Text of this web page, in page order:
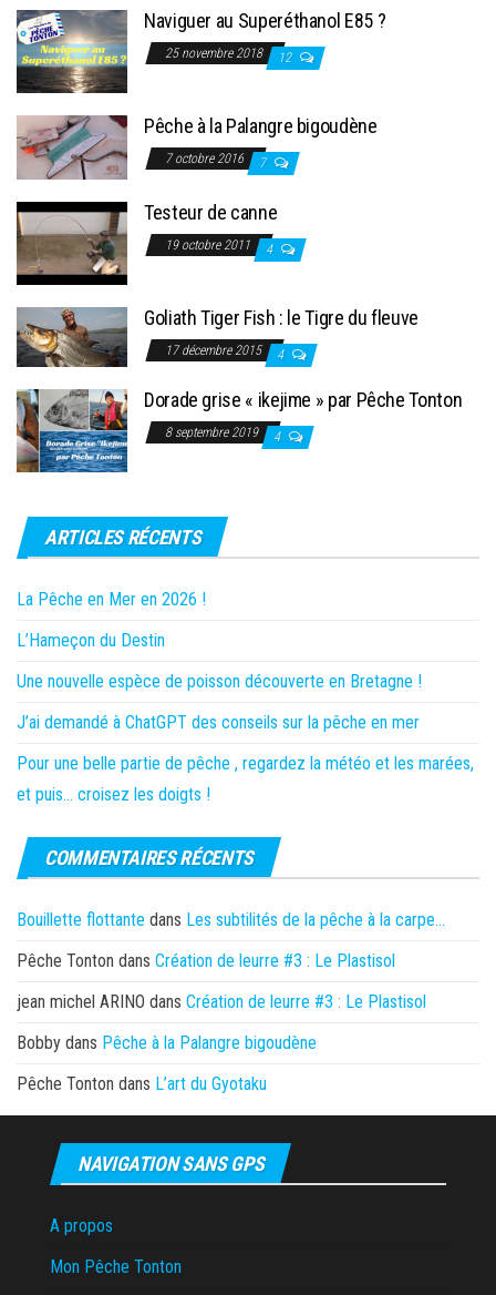
Naviguer au Superéthanol E85 ?
25 novembre 2018 12
Pêche à la Palangre bigoudène
7 octobre 2016 7
Testeur de canne
19 octobre 2011 4
Goliath Tiger Fish : le Tigre du fleuve
17 décembre 2015 4
Dorade grise « ikejime » par Pêche Tonton
8 septembre 2019 4
ARTICLES RÉCENTS
La Pêche en Mer en 2026 !
L’Hameçon du Destin
Une nouvelle espèce de poisson découverte en Bretagne !
J’ai demandé à ChatGPT des conseils sur la pêche en mer
Pour une belle partie de pêche , regardez la météo et les marées,
et puis… croisez les doigts !
COMMENTAIRES RÉCENTS
Bouillette flottante dans Les subtilités de la pêche à la carpe…
Pêche Tonton dans Création de leurre #3 : Le Plastisol
jean michel ARINO dans Création de leurre #3 : Le Plastisol
Bobby dans Pêche à la Palangre bigoudène
Pêche Tonton dans L’art du Gyotaku
NAVIGATION SANS GPS
A propos
Mon Pêche Tonton